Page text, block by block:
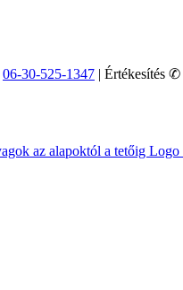
06-30-525-1347 | Értékesítés ✆